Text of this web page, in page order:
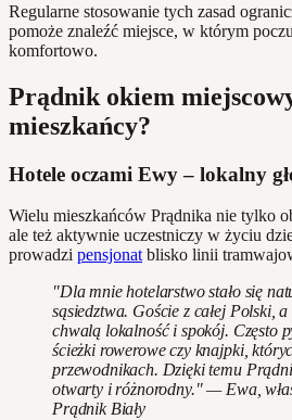
Regularne stosowanie tych zasad
pomoże znaleźć miejsce, w którym
komfortowo.
Prądnik okiem
mieszkańcy?
Hotele oczami Ewy – lokalny
Wielu mieszkańców Prądnika nie tylko
ale też aktywnie uczestniczy w życiu
prowadzi pensjonatblisko linii
"Dla mnie hotelarstwo stało się
sąsiedztwa. Goście z całej Polski,
chwalą lokalność i spokój. Często
ścieżki rowerowe czy knajpki,
przewodnikach. Dzięki temu
otwarty i różnorodny." — Ewa,
Prądnik Biały